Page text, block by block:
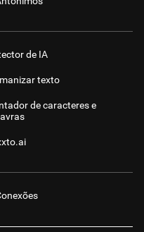
de IA
texto
de caracteres e